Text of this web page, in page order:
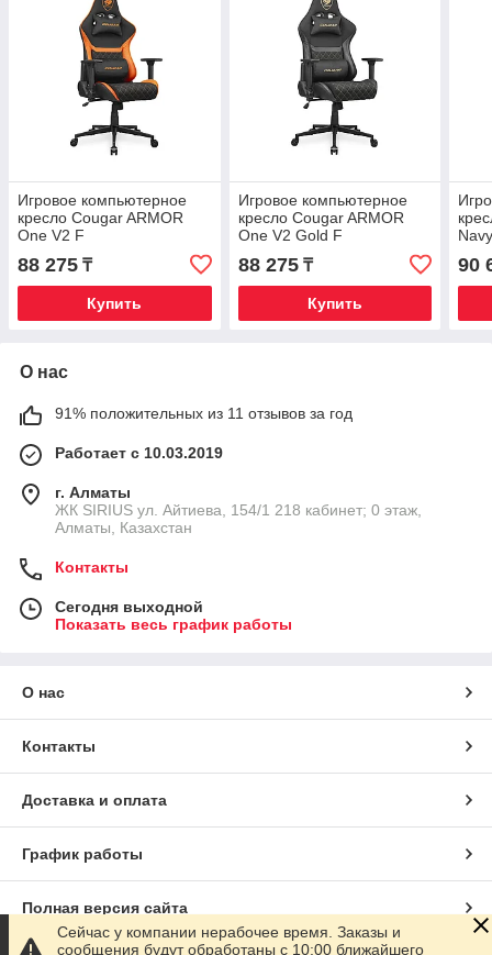
Игровое компьютерное
кресло Cougar ARMOR
One V2 F
88 275 ₸
Купить
Игровое компьютерное
кресло Cougar ARMOR
One V2 Gold F
88 275₸
Купить
90
О нас
91% положительных из 11 отзывов за год
Работает с 10.03.2019
г. Алматы
​ЖК SIRIUS​ ул. Айтиева, 154/1​ 218 кабинет; 0 этаж,
Алматы, Казахстан
Контакты
Сегодня выходной
Показать весь график работы
О нас
Контакты
Доставка и оплата
График работы
Полная версия сайта
Сейчас у компании нерабочее время. Заказы и
сообщения будут обработаны с 10:00 ближайшего